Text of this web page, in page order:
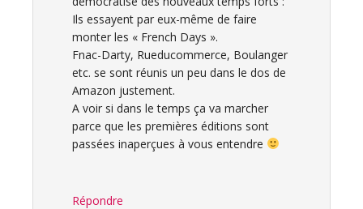
Ils essayent par eux-même de faire
monter les « French Days ».
Fnac-Darty, Rueducommerce, Boulanger
etc. se sont réunis un peu dans le dos de
Amazon justement.
A voir si dans le temps ça va marcher
parce que les premières éditions sont
passées inaperçues à vous entendre
Répondre